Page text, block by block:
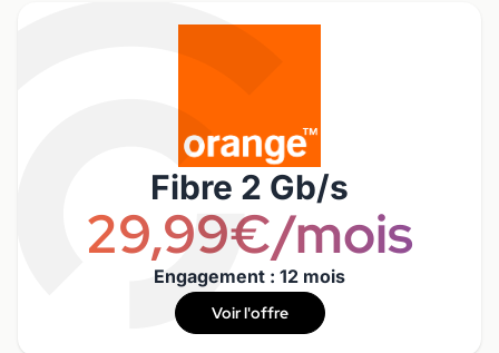
Fibre 2 Gb/s
29,99€/mois
Engagement : 12 mois
Voir l'offre